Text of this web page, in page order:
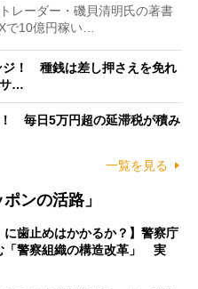
レーダー・磯貝清明氏の著書
で10億円稼い…
ジ！ 種銭は差し押さえを免れ
サ…
！ 毎日5万円超の延滞税が積み
一覧を見る
ンの活路」
に歯止めはかかるか？】警察庁
「警察組織の構造改革」 実